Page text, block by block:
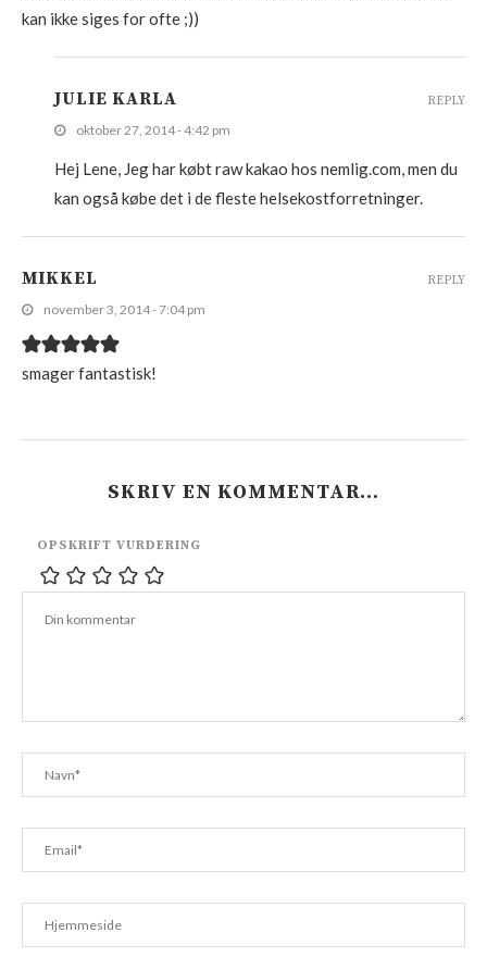
kan ikke siges for ofte ;))
JULIE KARLA
oktober 27, 2014 - 4:42 pm
Hej Lene, Jeg har købt raw kakao hos nemlig.com, men du
kan også købe det i de fleste helsekostforretninger.
REPLY
MIKKEL
november 3, 2014 - 7:04 pm
smager fantastisk!
REPLY
SKRIV EN KOMMENTAR…
OPSKRIFT VURDERING